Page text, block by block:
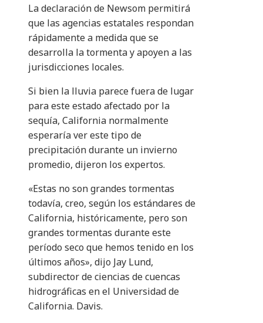
La declaración de Newsom permitirá
que las agencias estatales respondan
rápidamente a medida que se
desarrolla la tormenta y apoyen a las
jurisdicciones locales.
Si bien la lluvia parece fuera de lugar
para este estado afectado por la
sequía, California normalmente
esperaría ver este tipo de
precipitación durante un invierno
promedio, dijeron los expertos.
«Estas no son grandes tormentas
todavía, creo, según los estándares de
California, históricamente, pero son
grandes tormentas durante este
período seco que hemos tenido en los
últimos años», dijo Jay Lund,
subdirector de ciencias de cuencas
hidrográficas en el Universidad de
California. Davis.